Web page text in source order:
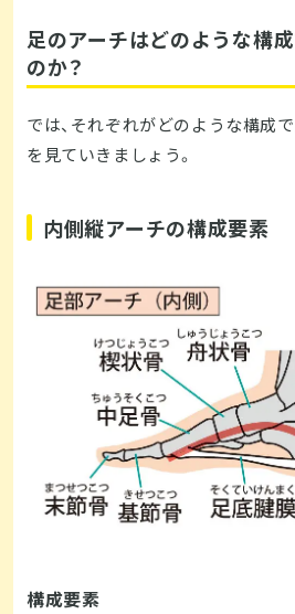
足のアーチはどのような構
のか？
では、それぞれがどのような構成
を見ていきましょう。
内側縦アーチの構成要素
構成要素